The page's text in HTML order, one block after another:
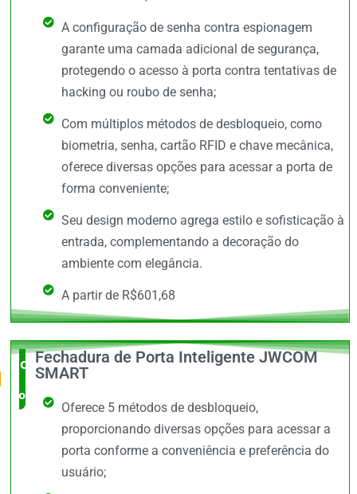
A configuração de senha contra espionagem
garante uma camada adicional de segurança,
protegendo o acesso à porta contra tentativas de
hacking ou roubo de senha;
Com múltiplos métodos de desbloqueio, como
biometria, senha, cartão RFID e chave mecânica,
oferece diversas opções para acessar a porta de
forma conveniente;
Seu design moderno agrega estilo e sofisticação à
entrada, complementando a decoração do
ambiente com elegância.
A partir de R$601,68
O Mais
completo
Fechadura de Porta Inteligente JWCOM
SMART
Oferece 5 métodos de desbloqueio,
proporcionando diversas opções para acessar a
porta conforme a conveniência e preferência do
usuário;